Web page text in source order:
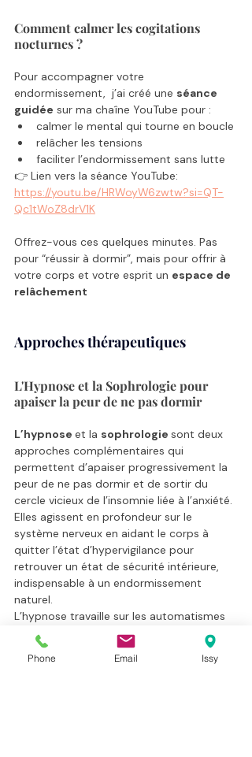
Comment calmer les cogitations
nocturnes ?
Pour accompagner votre
endormissement,  j’ai créé une séance
guidée sur ma chaîne YouTube pour :
calmer le mental qui tourne en boucle
relâcher les tensions
faciliter l’endormissement sans lutte
👉 Lien vers la séance YouTube:
https://youtu.be/HRWoyW6zwtw?si=QT-
Qc1tWoZ8drV1K
Offrez-vous ces quelques minutes. Pas
pour “réussir à dormir”, mais pour offrir à
votre corps et votre esprit un espace de
relâchement
Approches thérapeutiques
L'Hypnose et la Sophrologie pour
apaiser la peur de ne pas dormir
L’hypnose et la sophrologie sont deux
approches complémentaires qui
permettent d’apaiser progressivement la
peur de ne pas dormir et de sortir du
cercle vicieux de l’insomnie liée à l’anxiété.
Elles agissent en profondeur sur le
système nerveux en aidant le corps à
quitter l’état d’hypervigilance pour
retrouver un état de sécurité intérieure,
indispensable à un endormissement
naturel.
L’hypnose travaille sur les automatismes
inconscients qui entretiennent les
pensées d’anticipation et le besoin de
contrôle, tandis que la sophrologie
Phone Email Issy